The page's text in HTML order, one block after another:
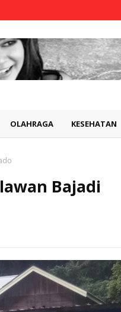
OLAHRAGA KESEHATAN
Bajadi